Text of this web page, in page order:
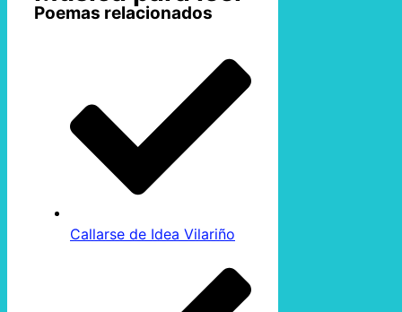
Poemas relacionados
Callarse de Idea Vilariño